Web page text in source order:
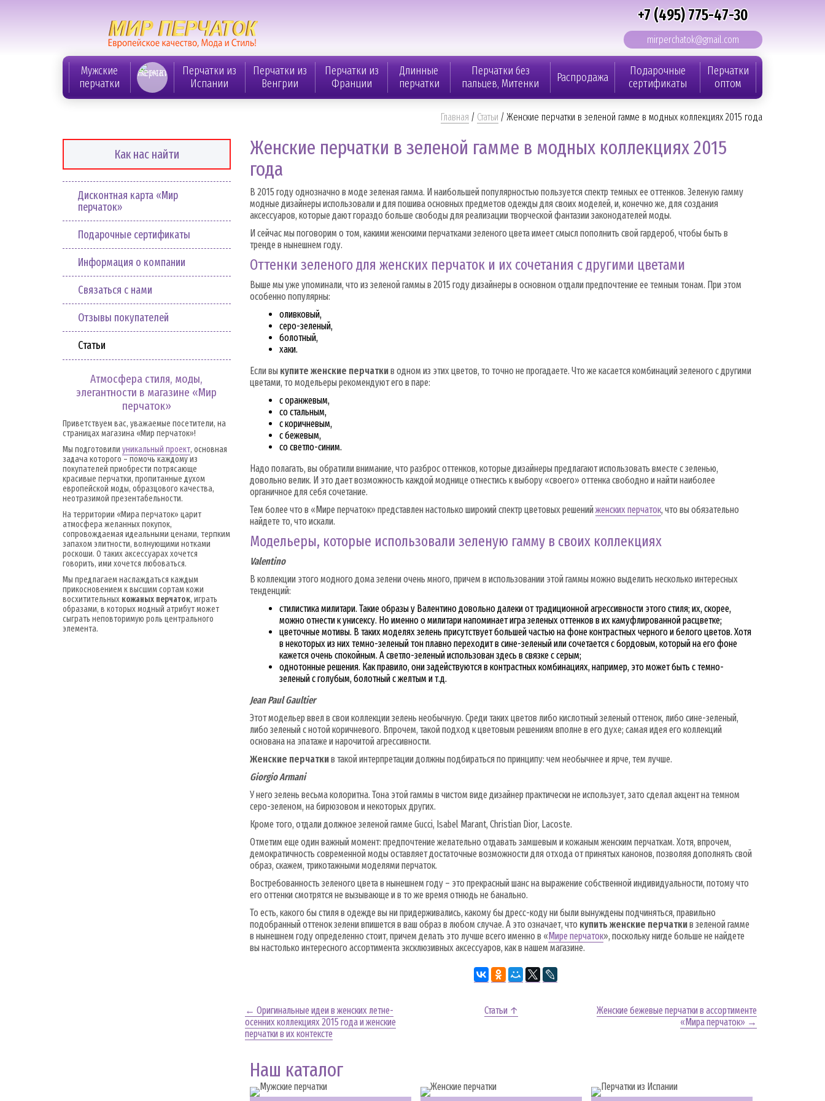
+7 (495) 775-47-30
mirperchatok@gmail.com
Мужские
перчатки
Перчатки из
Испании
Перчатки из
Венгрии
Перчатки из
Франции
Длинные
перчатки
Перчатки без
пальцев, Митенки
Распродажа
Подарочные
сертификаты
Перчатки
оптом
Главная / Статьи / Женские перчатки в зеленой гамме в модных коллекциях 2015 года
Как нас найти
Дисконтная карта «Мир
перчаток»
Подарочные сертификаты
Информация о компании
Связаться с нами
Отзывы покупателей
Статьи
Атмосфера стиля, моды,
элегантности в магазине «Мир
перчаток»
Приветствуем вас, уважаемые посетители, на
страницах магазина «Мир перчаток»!
Мы подготовили уникальный проект, основная
задача которого – помочь каждому из
покупателей приобрести потрясающе
красивые перчатки, пропитанные духом
европейской моды, образцового качества,
неотразимой презентабельности.
На территории «Мира перчаток» царит
атмосфера желанных покупок,
сопровождаемая идеальными ценами, терпким
запахом элитности, волнующими нотками
роскоши. О таких аксессуарах хочется
говорить, ими хочется любоваться.
Мы предлагаем наслаждаться каждым
прикосновением к высшим сортам кожи
восхитительных кожаных перчаток, играть
образами, в которых модный атрибут может
сыграть неповторимую роль центрального
элемента.
Женские перчатки в зеленой гамме в модных коллекциях 2015
года
В 2015 году однозначно в моде зеленая гамма. И наибольшей популярностью пользуется спектр темных ее оттенков. Зеленую гамму
модные дизайнеры использовали и для пошива основных предметов одежды для своих моделей, и, конечно же, для создания
аксессуаров, которые дают гораздо больше свободы для реализации творческой фантазии законодателей моды.
И сейчас мы поговорим о том, какими женскими перчатками зеленого цвета имеет смысл пополнить свой гардероб, чтобы быть в
тренде в нынешнем году.
Оттенки зеленого для женских перчаток и их сочетания с другими цветами
Выше мы уже упоминали, что из зеленой гаммы в 2015 году дизайнеры в основном отдали предпочтение ее темным тонам. При этом
особенно популярны:
оливковый,
серо-зеленый,
болотный,
хаки.
Если вы купите женские перчаткив одном из этих цветов, то точно не прогадаете. Что же касается комбинаций зеленого с другими
цветами, то модельеры рекомендуют его в паре:
с оранжевым,
со стальным,
с коричневым,
с бежевым,
со светло-синим.
Надо полагать, вы обратили внимание, что разброс оттенков, которые дизайнеры предлагают использовать вместе с зеленью,
довольно велик. И это дает возможность каждой моднице отнестись к выбору «своего» оттенка свободно и найти наиболее
органичное для себя сочетание.
Тем более что в «Мире перчаток» представлен настолько широкий спектр цветовых решенийженских перчаток, что вы обязательно
найдете то, что искали.
Модельеры, которые использовали зеленую гамму в своих коллекциях
Valentino
В коллекции этого модного дома зелени очень много, причем в использовании этой гаммы можно выделить несколько интересных
тенденций:
стилистика милитари. Такие образы у Валентино довольно далеки от традиционной агрессивности этого стиля; их, скорее,
можно отнести к унисексу. Но именно о милитари напоминает игра зеленых оттенков в их камуфлированной расцветке;
цветочные мотивы. В таких моделях зелень присутствует большей частью на фоне контрастных черного и белого цветов. Хотя
в некоторых из них темно-зеленый тон плавно переходит в сине-зеленый или сочетается с бордовым, который на его фоне
кажется очень спокойным. А светло-зеленый использован здесь в связке с серым;
однотонные решения. Как правило, они задействуются в контрастных комбинациях, например, это может быть с темно-
зеленый с голубым, болотный с желтым и т.д.
Jean Paul Gaultier
Этот модельер ввел в свои коллекции зелень необычную. Среди таких цветов либо кислотный зеленый оттенок, либо сине-зеленый,
либо зеленый с нотой коричневого. Впрочем, такой подход к цветовым решениям вполне в его духе; самая идея его коллекций
основана на эпатаже и нарочитой агрессивности.
Женские перчаткив такой интерпретации должны подбираться по принципу: чем необычнее и ярче, тем лучше.
Giorgio Armani
У него зелень весьма колоритна. Тона этой гаммы в чистом виде дизайнер практически не использует, зато сделал акцент на темном
серо-зеленом, на бирюзовом и некоторых других.
Кроме того, отдали должное зеленой гамме Gucci, Isabel Marant, Christian Dior, Lacoste.
Отметим еще один важный момент: предпочтение желательно отдавать замшевым и кожаным женским перчаткам. Хотя, впрочем,
демократичность современной моды оставляет достаточные возможности для отхода от принятых канонов, позволяя дополнять свой
образ, скажем, трикотажными моделями перчаток.
Востребованность зеленого цвета в нынешнем году – это прекрасный шанс на выражение собственной индивидуальности, потому что
его оттенки смотрятся не вызывающе и в то же время отнюдь не банально.
То есть, какого бы стиля в одежде вы ни придерживались, какому бы дресс-коду ни были вынуждены подчиняться, правильно
подобранный оттенок зелени впишется в ваш образ в любом случае. А это означает, что купить женские перчаткив зеленой гамме
в нынешнем году определенно стоит, причем делать это лучше всего именно в «Мире перчаток», поскольку нигде больше не найдете
вы настолько интересного ассортимента эксклюзивных аксессуаров, как в нашем магазине.
← Оригинальные идеи в женских летне-
осенних коллекциях 2015 года и женские
перчатки в их контексте
Статьи ↑
Женские бежевые перчатки в ассортименте
«Мира перчаток» →
Наш каталог